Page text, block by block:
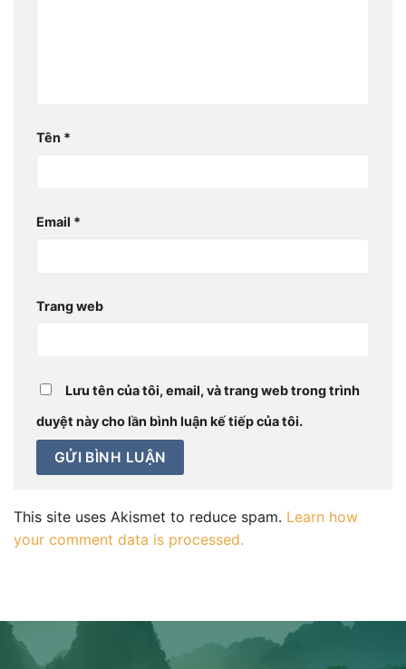
Tên *
Email *
Trang web
Lưu tên của tôi, email, và trang web trong trình
duyệt này cho lần bình luận kế tiếp của tôi.
This site uses Akismet to reduce spam. Learn how
your comment data is processed.